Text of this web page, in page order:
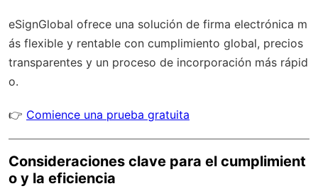
eSignGlobal ofrece una solución de firma electrónica m
ás flexible y rentable con cumplimiento global, precios
transparentes y un proceso de incorporación más rápid
o.
👉 Comience una prueba gratuita
Consideraciones clave para el cumplimient
o y la eficiencia